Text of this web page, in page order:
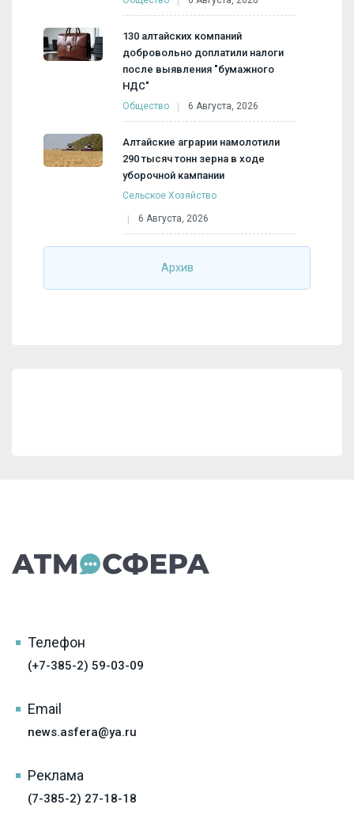
130 алтайских компаний
добровольно доплатили налоги
после выявления "бумажного
НДС"
Общество 6 Августа, 2026
Алтайские аграрии намолотили
290 тысяч тонн зерна в ходе
уборочной кампании
Сельское Хозяйство
6 Августа, 2026
Архив
Телефон
(+7-385-2) 59-03-09
Email
news.asfera@ya.ru
Реклама
(7-385-2) 27-18-18